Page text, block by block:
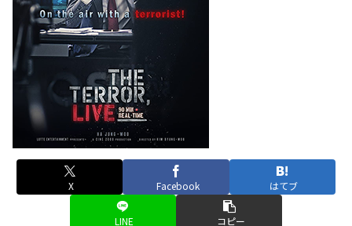
X Facebook はてブ
LINE コピー